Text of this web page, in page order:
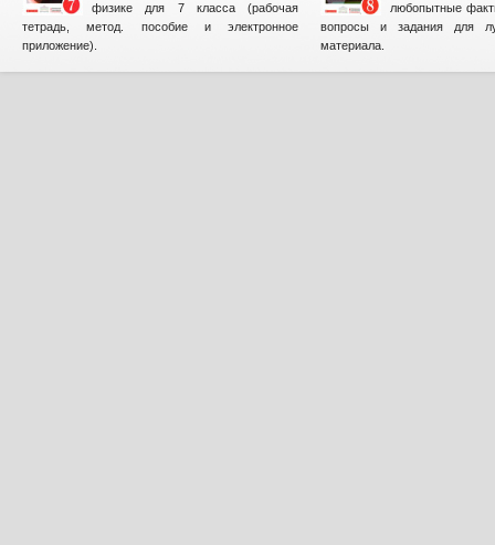
физике для 7 класса (рабочая
тетрадь, метод. пособие и электронное
приложение).
любопытные
вопросы и задания для
материала.